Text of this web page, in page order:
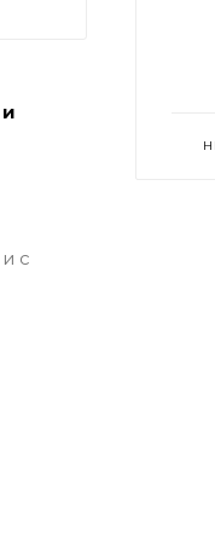
с